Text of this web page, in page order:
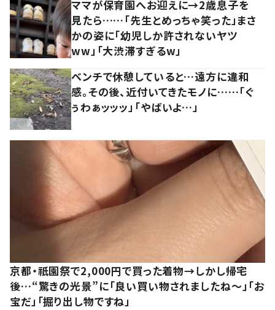
ママが保育園へお迎えに→2歳息子を
見たら……「先生とめっちゃ笑った」まさ
かの姿に「幼児しか許されないヤツ
ww」「大渋滞すぎるw」
ベンチで休憩していると…遠方に違和
感。その後、近付いてきたモノに……「ぐ
ぅわぁッッッ」「やばいよ…」
京都・祇園祭で2,000円で買った着物→しかし帰宅
後…“驚きの光景”に「良い買い物されましたね～」「お
宝だ」「掘り出し物ですね」